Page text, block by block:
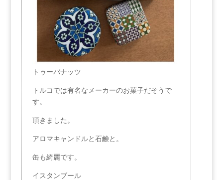
トゥーバナッツ
トルコでは有名なメーカーのお菓子だそうで
す。
頂きました。
アロマキャンドルと石鹸と。
缶も綺麗です。
イスタンブール